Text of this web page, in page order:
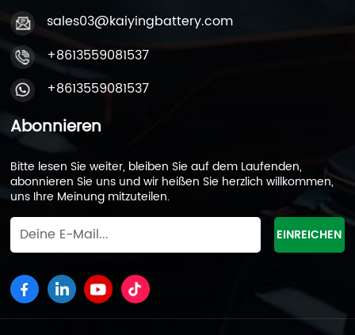
sales03@kaiyingbattery.com
+8613559081537
+8613559081537
Abonnieren
Bitte lesen Sie weiter, bleiben Sie auf dem Laufenden,
abonnieren Sie uns und wir heißen Sie herzlich willkommen,
uns Ihre Meinung mitzuteilen.